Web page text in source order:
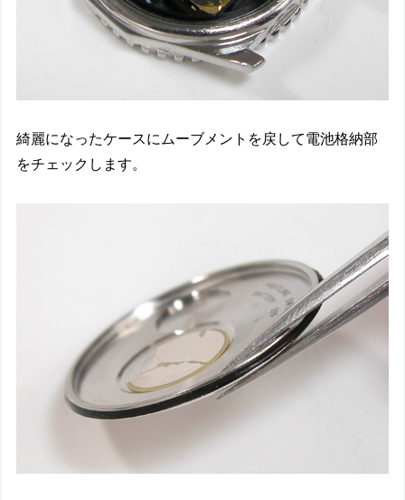
綺麗になったケースにムーブメントを戻して電池格納部
をチェックします。